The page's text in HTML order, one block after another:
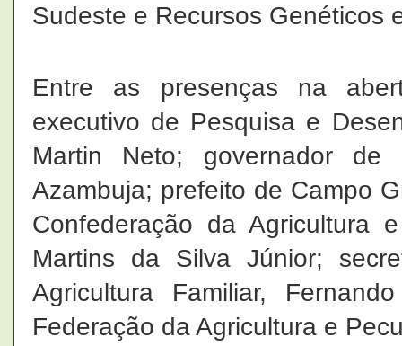
Sudeste e Recursos Genéticos
Entre as presenças na
executivo de Pesquisa e
Martin Neto; governador
Azambuja; prefeito de Campo
Confederação da Agricultura
Martins da Silva Júnior;
Agricultura Familiar,
Federação da Agricultura e